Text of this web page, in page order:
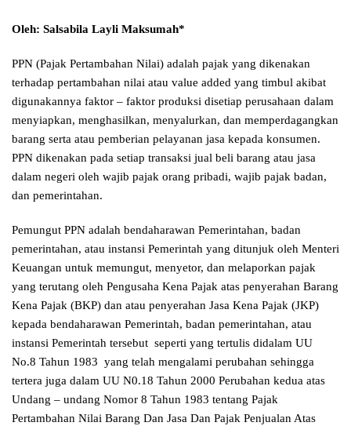
Oleh: Salsabila Layli Maksumah*
PPN (Pajak Pertambahan Nilai) adalah pajak yang dikenakan
terhadap pertambahan nilai atau value added yang timbul akibat
digunakannya faktor – faktor produksi disetiap perusahaan dalam
menyiapkan, menghasilkan, menyalurkan, dan memperdagangkan
barang serta atau pemberian pelayanan jasa kepada konsumen.
PPN dikenakan pada setiap transaksi jual beli barang atau jasa
dalam negeri oleh wajib pajak orang pribadi, wajib pajak badan,
dan pemerintahan.
Pemungut PPN adalah bendaharawan Pemerintahan, badan
pemerintahan, atau instansi Pemerintah yang ditunjuk oleh Menteri
Keuangan untuk memungut, menyetor, dan melaporkan pajak
yang terutang oleh Pengusaha Kena Pajak atas penyerahan Barang
Kena Pajak (BKP) dan atau penyerahan Jasa Kena Pajak (JKP)
kepada bendaharawan Pemerintah, badan pemerintahan, atau
instansi Pemerintah tersebut seperti yang tertulis didalam UU
No.8 Tahun 1983 yang telah mengalami perubahan sehingga
tertera juga dalam UU N0.18 Tahun 2000 Perubahan kedua atas
Undang – undang Nomor 8 Tahun 1983 tentang Pajak
Pertambahan Nilai Barang Dan Jasa Dan Pajak Penjualan Atas